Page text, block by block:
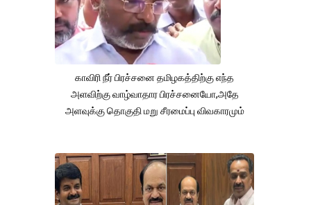
காவிரி நீர் பிரச்சனை தமிழகத்திற்கு எந்த
அளவிற்கு வாழ்வாதார பிரச்சனையோ,அதே
அளவுக்கு தொகுதி மறு சீரமைப்பு விவகாரமும்